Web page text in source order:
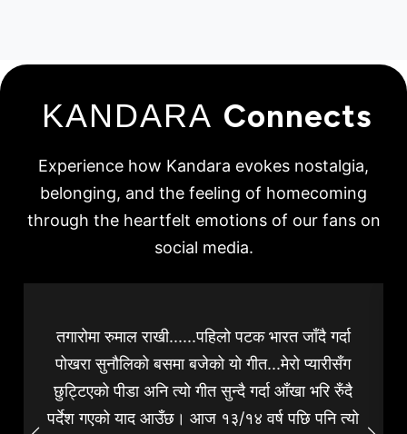
KANDARA Connects
Experience how Kandara evokes nostalgia,
belonging, and the feeling of homecoming
through the heartfelt emotions of our fans on
social media.
तगारोमा रुमाल राखी......पहिलो पटक भारत जाँदै गर्दा
पोखरा सुनौलिको बसमा बजेको यो गीत...मेरो प्यारीसँग
छुट्टिएको पीडा अनि त्यो गीत सुन्दै गर्दा आँखा भरि रुँदै
पर्देश गएको याद आउँछ। आज १३/१४ वर्ष पछि पनि त्यो